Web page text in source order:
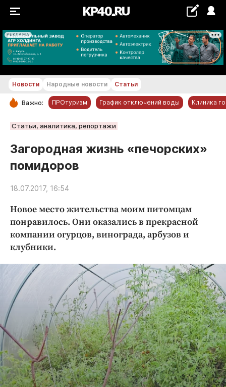
РЕКЛАМА
+24...+25 °С
РУБРИКИ
Новости компаний
Статьи
Народные новости
Благоустройство
Криминал
Культура
Недвижимость и ЖКХ
Образование
Общество
Погода
Праздники
Происшествия
Спорт
Экономика и бизнес
Новости Народные новости Статьи
Важно: ПРОтуризм График отключений воды Клиника
Статьи, аналитика, репортажи
Загородная жизнь «печорских»
помидоров
18.07.2017, 16:54
Новое место жительства моим питомцам
понравилось. Они оказались в прекрасной
компании огурцов, винограда, арбузов и
клубники.